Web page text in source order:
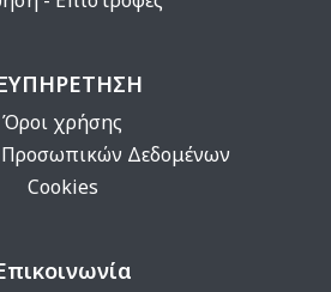
Όροι χρήσης
Δεδομένων
Cookies